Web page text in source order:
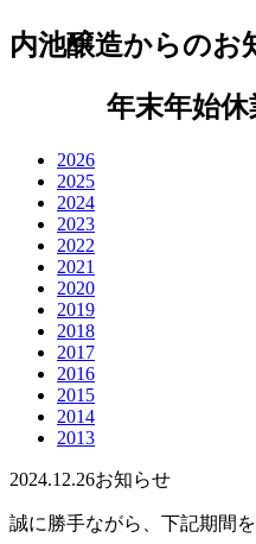
内池醸造からのお
年末年始
2026
2025
2024
2023
2022
2021
2020
2019
2018
2017
2016
2015
2014
2013
2024.12.26お知らせ
誠に勝手ながら、下記期間